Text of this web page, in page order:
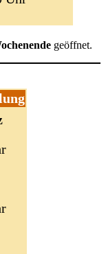
geöffnet.